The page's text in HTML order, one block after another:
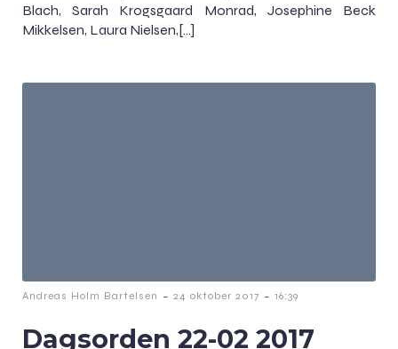
Blach, Sarah Krogsgaard Monrad, Josephine Beck
Mikkelsen, Laura Nielsen,[…]
Andreas Holm Bartelsen - 24 oktober 2017 - 16:39
Dagsorden 22-02 2017